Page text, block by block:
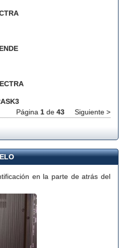
Página 1 de 43 Siguiente >
en la parte de atrás del